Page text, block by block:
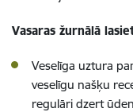
Vasaras žurnālā
Veselīga uztura
veselīgu našķu
regulāri dzert